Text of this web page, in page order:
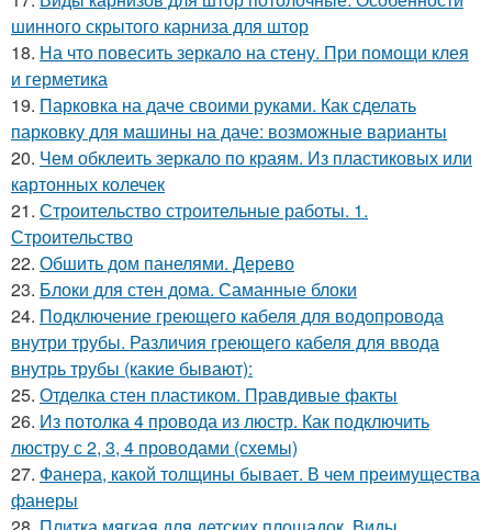
шинного скрытого карниза для штор
18. На что повесить зеркало на стену. При помощи клея
и герметика
19. Парковка на даче своими руками. Как сделать
парковку для машины на даче: возможные варианты
20. Чем обклеить зеркало по краям. Из пластиковых или
картонных колечек
21. Строительство строительные работы. 1.
Строительство
22. Обшить дом панелями. Дерево
23. Блоки для стен дома. Саманные блоки
24. Подключение греющего кабеля для водопровода
внутри трубы. Различия греющего кабеля для ввода
внутрь трубы (какие бывают):
25. Отделка стен пластиком. Правдивые факты
26. Из потолка 4 провода из люстр. Как подключить
люстру с 2, 3, 4 проводами (схемы)
27. Фанера, какой толщины бывает. В чем преимущества
фанеры